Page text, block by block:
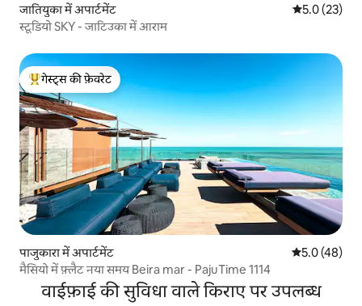
जातियुका में अपार्टमेंट औसत रेटिंग 5
5.0 (23)
स्टूडियो SKY - जाटिउका में आराम
गेस्ट्स का टॉप फ़ेवरेट
गेस्ट्स की फ़ेवरेट
पाजुकारा में अपार्टमेंट औसत रेटिंग 5
5.0 (48)
मैसियो में फ़्लैट नया समय Beira mar - PajuTime 1114
वाईफ़ाई की सुविधा वाले किराए पर उपलब्ध